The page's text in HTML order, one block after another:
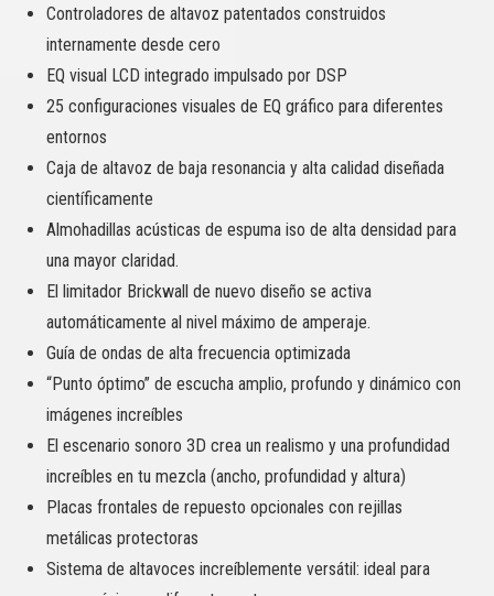
Controladores de altavoz patentados construidos
internamente desde cero
EQ visual LCD integrado impulsado por DSP
25 configuraciones visuales de EQ gráfico para diferentes
entornos
Caja de altavoz de baja resonancia y alta calidad diseñada
científicamente
Almohadillas acústicas de espuma iso de alta densidad para
una mayor claridad.
El limitador Brickwall de nuevo diseño se activa
automáticamente al nivel máximo de amperaje.
Guía de ondas de alta frecuencia optimizada
“Punto óptimo” de escucha amplio, profundo y dinámico con
imágenes increíbles
El escenario sonoro 3D crea un realismo y una profundidad
increíbles en tu mezcla (ancho, profundidad y altura)
Placas frontales de repuesto opcionales con rejillas
metálicas protectoras
Sistema de altavoces increíblemente versátil: ideal para